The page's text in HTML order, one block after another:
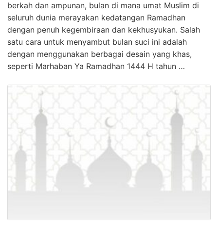
berkah dan ampunan, bulan di mana umat Muslim di
seluruh dunia merayakan kedatangan Ramadhan
dengan penuh kegembiraan dan kekhusyukan. Salah
satu cara untuk menyambut bulan suci ini adalah
dengan menggunakan berbagai desain yang khas,
seperti Marhaban Ya Ramadhan 1444 H tahun …